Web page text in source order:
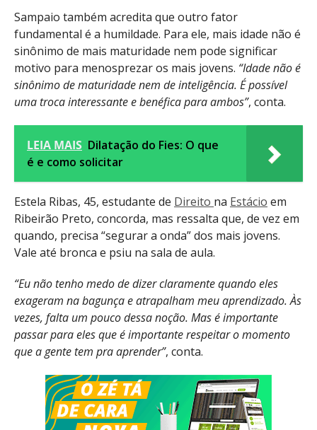
Sampaio também acredita que outro fator
fundamental é a humildade. Para ele, mais idade não é
sinônimo de mais maturidade nem pode significar
motivo para menosprezar os mais jovens. “Idade não é
sinônimo de maturidade nem de inteligência. É possível
uma troca interessante e benéfica para ambos”, conta.
LEIA MAIS Dilatação do Fies: O que
é e como solicitar
Estela Ribas, 45, estudante de Direito na Estácio em
Ribeirão Preto, concorda, mas ressalta que, de vez em
quando, precisa “segurar a onda” dos mais jovens.
Vale até bronca e psiu na sala de aula.
“Eu não tenho medo de dizer claramente quando eles
exageram na bagunça e atrapalham meu aprendizado. Às
vezes, falta um pouco dessa noção. Mas é importante
passar para eles que é importante respeitar o momento
que a gente tem pra aprender”, conta.